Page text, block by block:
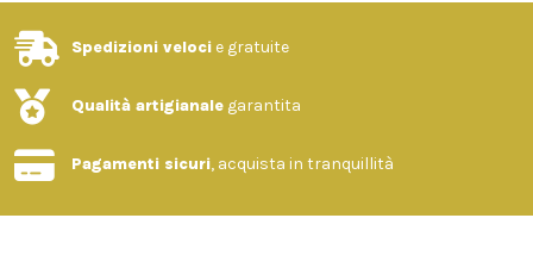
Spedizioni veloci e gratuite
Qualità artigianale garantita
Pagamenti sicuri, acquista in tranquillità